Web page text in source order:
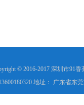
© 2016-2017 深圳市91
13600180320 地址： 广东省